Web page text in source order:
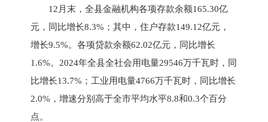
12月末，全县金融机构各项存款余额165.30亿
元，同比增长8.3%；其中，住户存款149.12亿元，
增长9.5%。各项贷款余额62.02亿元，同比增长
1.6%。2024年全县全社会用电量29546万千瓦时，同
比增长13.7%；工业用电量4766万千瓦时，同比增长
2.0%，增速分别高于全市平均水平8.8和0.3个百分
点。